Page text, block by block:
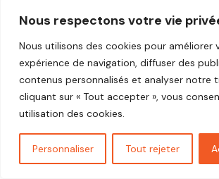
Nous respectons votre vie
Nous utilisons des cookies pour améliorer
expérience de navigation, diffuser des
contenus personnalisés et analyser notre
cliquant sur « Tout accepter », vous
utilisation des cookies.
Personnaliser Tout rejeter